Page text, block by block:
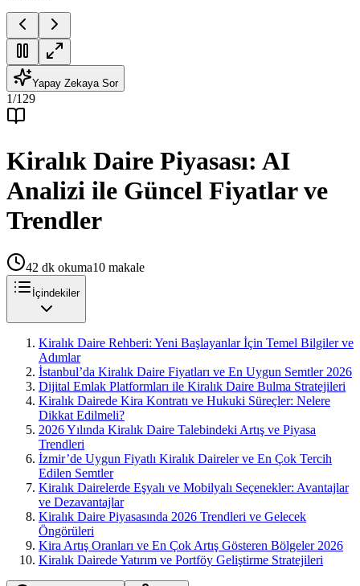
Yapay Zekaya Sor
1/129
Kiralık Daire Piyasası: AI
Analizi ile Güncel Fiyatlar ve
Trendler
42 dk okuma10 makale
İçindekiler
Kiralık Daire Rehberi: Yeni Başlayanlar İçin Temel Bilgiler ve
Adımlar
İstanbul’da Kiralık Daire Fiyatları ve En Uygun Semtler 2026
Dijital Emlak Platformları ile Kiralık Daire Bulma Stratejileri
Kiralık Dairede Kira Kontratı ve Hukuki Süreçler: Nelere
Dikkat Edilmeli?
2026 Yılında Kiralık Daire Talebindeki Artış ve Piyasa
Trendleri
İzmir’de Uygun Fiyatlı Kiralık Daireler ve En Çok Tercih
Edilen Semtler
Kiralık Dairelerde Eşyalı ve Mobilyalı Seçenekler: Avantajlar
ve Dezavantajlar
Kiralık Daire Piyasasında 2026 Trendleri ve Gelecek
Öngörüleri
Kira Artış Oranları ve En Çok Artış Gösteren Bölgeler 2026
Kiralık Dairede Yatırım ve Portföy Geliştirme Stratejileri